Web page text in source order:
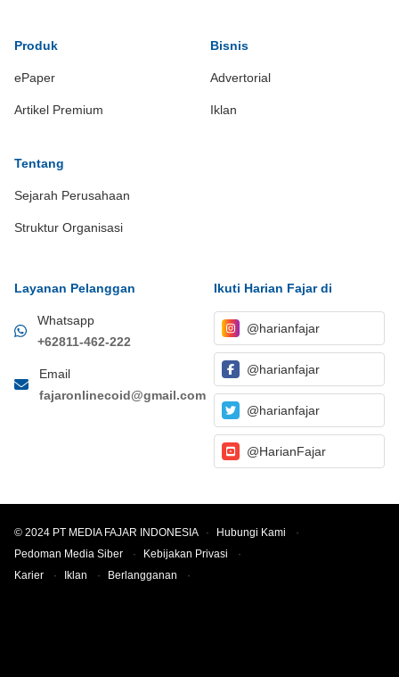
Produk
ePaper
Artikel Premium
Bisnis
Advertorial
Iklan
Tentang
Sejarah Perusahaan
Struktur Organisasi
Layanan Pelanggan
Whatsapp
+62811-462-222
Email
fajaronlinecoid@gmail.com
Ikuti Harian Fajar di
@harianfajar
@harianfajar
@harianfajar
@HarianFajar
© 2024 PT MEDIA FAJAR INDONESIA · Hubungi Kami
·
Pedoman Media Siber
· Kebijakan Privasi
·
Karier
· Iklan · Berlangganan ·